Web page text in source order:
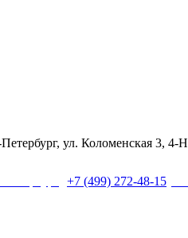
, ул. Коломенская 3, 4-Н
+7 (499) 272-48-15